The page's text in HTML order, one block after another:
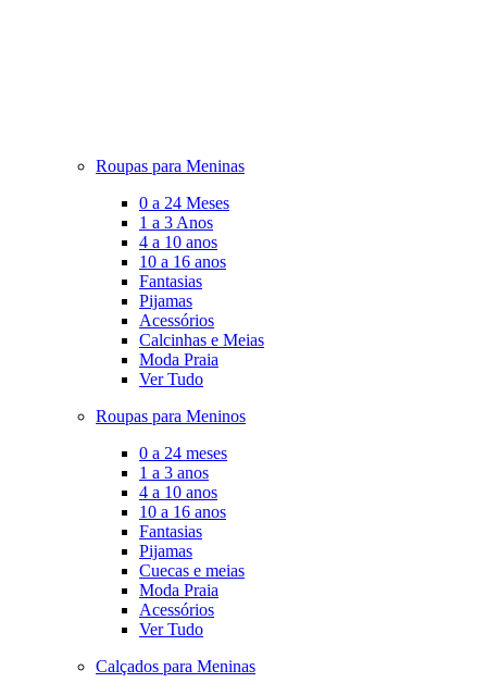
Roupas para Meninas
0 a 24 Meses
1 a 3 Anos
4 a 10 anos
10 a 16 anos
Fantasias
Pijamas
Acessórios
Calcinhas e Meias
Moda Praia
Ver Tudo
Roupas para Meninos
0 a 24 meses
1 a 3 anos
4 a 10 anos
10 a 16 anos
Fantasias
Pijamas
Cuecas e meias
Moda Praia
Acessórios
Ver Tudo
Calçados para Meninas